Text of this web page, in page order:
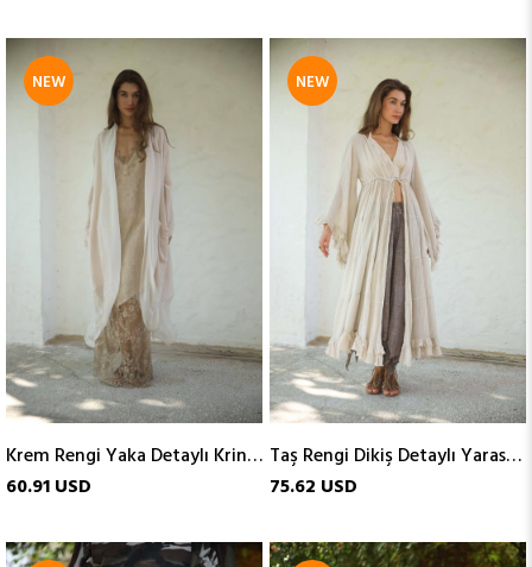
Krem Rengi Yaka Detaylı Krinkıl Kaftan
60.91 USD
NEW
Taş Rengi Dikiş Detaylı Yarasa Kol Kaftan
75.62 USD
NEW